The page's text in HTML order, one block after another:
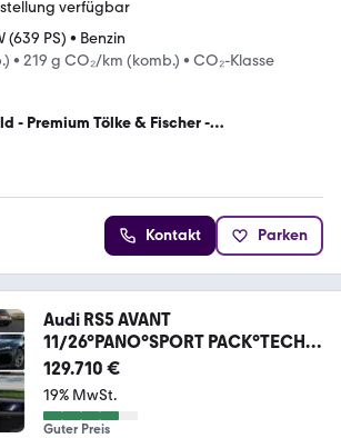
verfügbar
(639 PS) • Benzin
• 219 g CO₂/km (komb.) • CO₂-Klasse
- Premium Tölke & Fischer -
mbH & Co. KG
Kontakt Parken
Audi RS5 AVANT
11/26°PANO°SPORT PACK°TECH
PRO°B&O°AHK
129.710 €
19% MwSt.
Guter Preis